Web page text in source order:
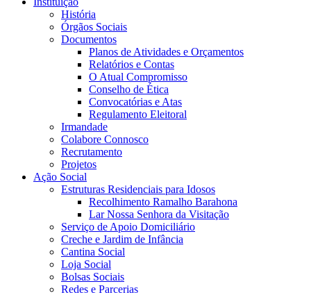
História
Órgãos Sociais
Documentos
Planos de Atividades e Orçamentos
Relatórios e Contas
O Atual Compromisso
Conselho de Ética
Convocatórias e Atas
Regulamento Eleitoral
Irmandade
Colabore Connosco
Recrutamento
Projetos
Ação Social
Estruturas Residenciais para Idosos
Recolhimento Ramalho Barahona
Lar Nossa Senhora da Visitação
Serviço de Apoio Domiciliário
Creche e Jardim de Infância
Cantina Social
Loja Social
Bolsas Sociais
Redes e Parcerias